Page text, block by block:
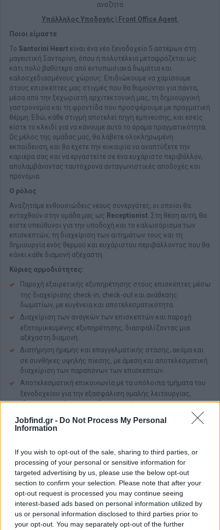
Jobfind.gr - Do Not Process My Personal
Information
If you wish to opt-out of the sale, sharing to third parties, or
processing of your personal or sensitive information for
targeted advertising by us, please use the below opt-out
section to confirm your selection. Please note that after your
opt-out request is processed you may continue seeing
interest-based ads based on personal information utilized by
us or personal information disclosed to third parties prior to
your opt-out. You may separately opt-out of the further
αναζητά
Υπάλληλος Υποδοχής | Front Office Agent
Ποιοι είμαστε
Το Santorini Heart είναι ένα νέο ξενοδοχείο 5 αστέρων στη
μαγευτική Σαντορίνη, όπου η πολυτέλεια μεταφράζεται ως
κάτι πολύ βαθύτερο από εντυπωσιακά δωμάτια και
καλοσχεδιασμένους χώρους. Επιδιώκουμε να χαρίσουμε
στους επισκέπτες μας στιγμές που θα θυμούνται για πάντα,
μέσα από την ξεχωριστή αρχιτεκτονική μας, τη δημιουργική
γαστρονομία και τη φροντίδα που προσφέρουμε με πραγματική
θέρμη. Εδώ, κάθε στιγμή αποτελεί πηγή έμπνευσης, και εσείς
είστε το κλειδί για να κάνουμε αυτό το όραμα πραγματικότητα.
Ως μέλος της ομάδας μας, θα λάβετε ολοκληρωμένη
εκπαίδευση, και θα έχετε την ευκαιρία να αναπτύξετε την
καριέρα σας και να εργαστείτε σε ένα ευχάριστο περιβάλλον,
απολαμβάνοντας ταυτόχρονα ανταγωνιστικές αποδοχές και
προνόμια.
Ο ρόλος
Αναζητάμε ενθουσιώδεις νέους συνεργάτες, οι οποίοι θα
ενταχθούν στην ομάδα μας ως Receptionist . Στη θέση αυτή, θα
είστε υπεύθυνοι για την υποδοχή και το καλωσόρισμα των
επισκεπτών, τη διαχείριση των αιτημάτων τους και τη
δημιουργία ενός θερμού και ευχάριστου περιβάλλοντος που θα
κάνει κάθε διαμονή αξέχαστη.
Κύριες αρμοδιότητες:
Παροχή εξαιρετικής εξυπηρέτησης στους επισκέπτες μέσω
της διαχείρισης check-in, check-out και ανάθεσης
δωματίων, με ευγένεια και αποτελεσματικότητα.
Διαχείριση των αναγκών των επισκεπτών και παροχή
εξατομικευμένης εξυπηρέτησης, διασφαλίζοντας μια
αξέχαστη διαμονή.
Διατήρηση ήρεμης και επαγγελματικής στάσης, ακόμα και
σε συνθήκες υψηλής πίεσης, με άμεση και αποτελεσματική
διαχείριση των παραπόνων των επισκεπτών.
Αποτελεσματική επικοινωνία με τα υπόλοιπα τμήματα του
ξενοδοχείου για την εξασφάλιση ομαλής λειτουργίας,
ιδιαίτερα κατά τις περιόδους αιχμής.
Διαχείριση αιτημάτων επισκεπτών μέσω τηλεφώνου, email
και δια ζώσης, με αποτελεσματικότητα και προσωπική
Διατήρηση της οργάνωσης, της καθαριότητας και της
φιλόξενης ατμόσφαιρας στο χώρο της ρεσεψιόν ανά πάσα
στιγμή.
Συμβολή στη λειτουργία του ξενοδοχείου με ομαδικό
πνεύμα και υποστήριξη σε άλλες εργασίες όπου απαιτείται
Απαραίτητα Προσόντα
Εμπειρία και προσόντα: